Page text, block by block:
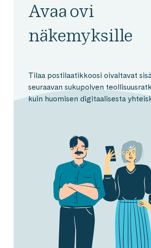
Avaa ovi
näkemyksille
Tilaa postilaatikkoosi oivaltavat
seuraavan sukupolven
kuin huomisen digitaalisesta